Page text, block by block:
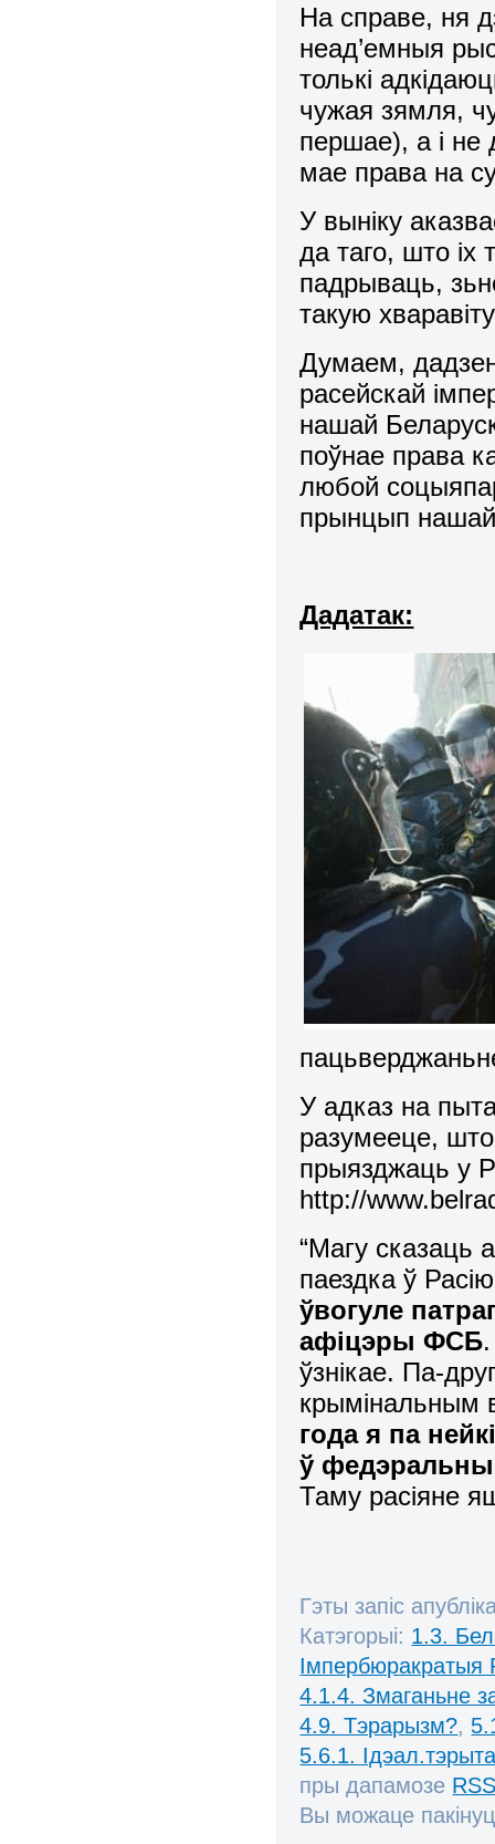
На справе, ня
неад’емныя
толькі
чужая зямля,
першае), а і не
мае права на
У выніку
да таго, што іх
падрываць,
такую
Думаем,
расейскай
нашай
поўнае права
любой
прынцып
Дадатак:
У адказ на
разумееце,
прыязджаць у
http://
“Магу сказаць
паездка ў
ўвогуле
афіцэры ФСБ
ўзнікае. Па-
крымінальным
года я па
ў федэральны
Таму расіяне
Гэты запіс
Катэгорыі: 1.3.
Імпербюракратыя
4.1.4. Змаганьне
4.9. Тэрарызм?,
5.6.1.
пры дапамозе
Вы можаце